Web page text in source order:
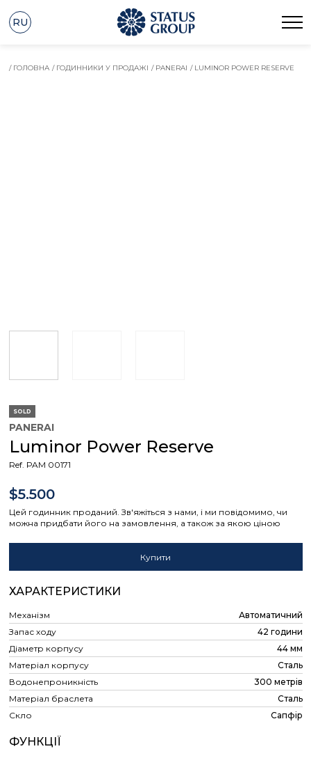
RU
/ ГОЛОВНА / ГОДИННИКИ У ПРОДАЖІ / PANERAI / LUMINOR POWER RESERVE
SOLD
PANERAI
Luminor Power Reserve
Ref. PAM 00171
$5.500
Цей годинник проданий. Зв'яжіться з нами, і ми повідомимо, чи
можна придбати його на замовлення, а також за якою ціною
Купити
ХАРАКТЕРИСТИКИ
Механізм
Автоматичний
Запас ходу
42 години
Діаметр корпусу
44 мм
Матеріал корпусу
Сталь
Водонепроникність
300 метрів
Матеріал браслета
Сталь
Скло
Сапфір
ФУНКЦІЇ